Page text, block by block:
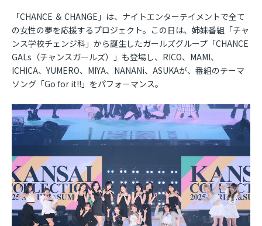
「CHANCE ＆ CHANGE」は、ナイトエンターテイメントで全て
の女性の夢を応援するプロジェクト。この日は、姉妹番組「チャ
ンス学校チェンジ科」から誕生したガールズグループ「CHANCE
GALs（チャンスガールズ）」も登場し、RICO、MAMI、
ICHICA、YUMERO、MIYA、NANANi、ASUKAが、番組のテーマ
ソング「Go for it!!」をパフォーマンス。